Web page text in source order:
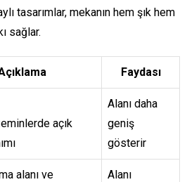
tasarımlar, mekanın hem şık hem
sağlar.
Faydası
açık
Alanı daha
geniş
gösterir
alanı ve
Alanı